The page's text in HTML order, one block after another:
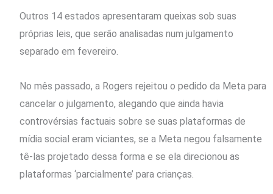
Outros ​14 estados apresentaram queixas sob suas
próprias leis, que serão analisadas num julgamento
separado em fevereiro.
No mês passado, a Rogers rejeitou o pedido da Meta para
cancelar o julgamento, alegando que ainda havia
controvérsias factuais sobre se suas plataformas de
mídia social eram viciantes, se a Meta negou falsamente
tê-las projetado dessa forma e se ela direcionou as
plataformas ‘parcialmente’ para crianças.